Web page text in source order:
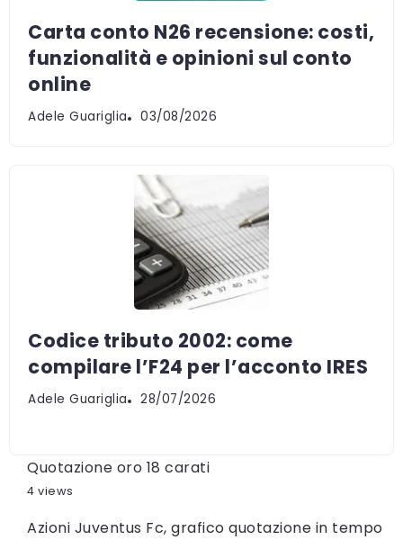
Carta conto N26 recensione: costi,
funzionalità e opinioni sul conto
online
Adele Guariglia 03/08/2026
Codice tributo 2002: come
compilare l’F24 per l’acconto IRES
Adele Guariglia 28/07/2026
Quotazione oro 18 carati
4 views
Azioni Juventus Fc, grafico quotazione in tempo